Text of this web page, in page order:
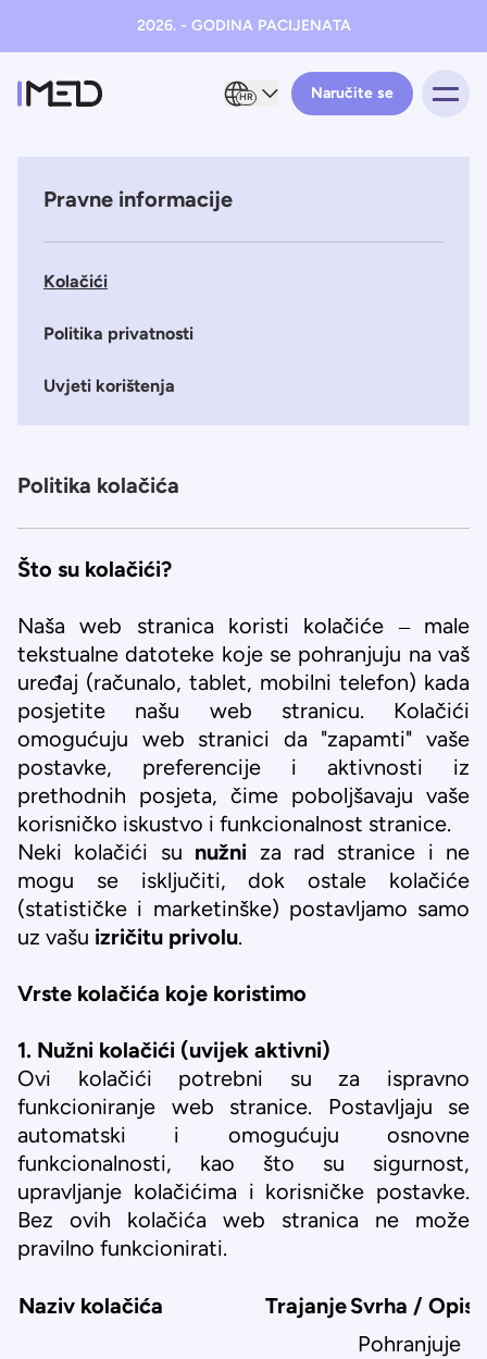
2026. - GODINA PACIJENATA
HR Naručite se
Pravne informacije
Kolačići
Politika privatnosti
Uvjeti korištenja
Politika kolačića
Što su kolačići?
Naša web stranica koristi kolačiće – male
tekstualne datoteke koje se pohranjuju na vaš
uređaj (računalo, tablet, mobilni telefon) kada
posjetite našu web stranicu. Kolačići
omogućuju web stranici da "zapamti" vaše
postavke, preferencije i aktivnosti iz
prethodnih posjeta, čime poboljšavaju vaše
korisničko iskustvo i funkcionalnost stranice.
Neki kolačići su nužni za rad stranice i ne
mogu se isključiti, dok ostale kolačiće
(statističke i marketinške) postavljamo samo
uz vašu izričitu privolu.
Vrste kolačića koje koristimo
1. Nužni kolačići (uvijek aktivni)
Ovi kolačići potrebni su za ispravno
funkcioniranje web stranice. Postavljaju se
automatski i omogućuju osnovne
funkcionalnosti, kao što su sigurnost,
upravljanje kolačićima i korisničke postavke.
Bez ovih kolačića web stranica ne može
pravilno funkcionirati.
Naziv kolačića TrajanjeSvrha / Opis
Pohranjuje